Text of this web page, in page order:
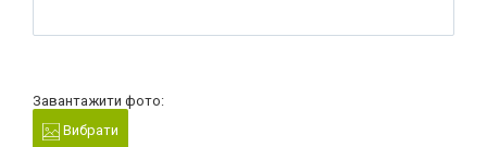
Завантажити фото:
Вибрати